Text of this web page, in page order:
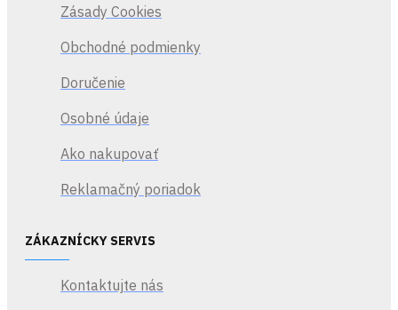
Zásady Cookies
Obchodné podmienky
Doručenie
Osobné údaje
Ako nakupovať
Reklamačný poriadok
ZÁKAZNÍCKY SERVIS
Kontaktujte nás